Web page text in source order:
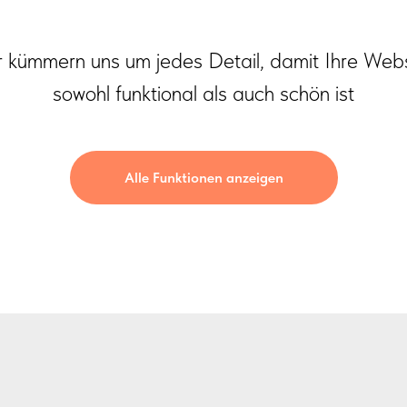
kümmern uns um jedes Detail, damit Ihre
sowohl funktional als auch schön ist
Alle Funktionen anzeigen